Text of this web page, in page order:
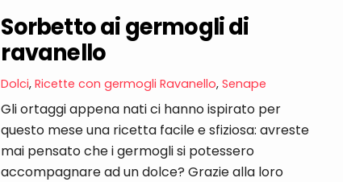
Sorbetto ai germogli di
ravanello
Dolci,Ricette con germogli Ravanello,Senape
Gli ortaggi appena nati ci hanno ispirato per
questo mese una ricetta facile e sfiziosa: avreste
mai pensato che i germogli si potessero
accompagnare ad un dolce? Grazie alla loro